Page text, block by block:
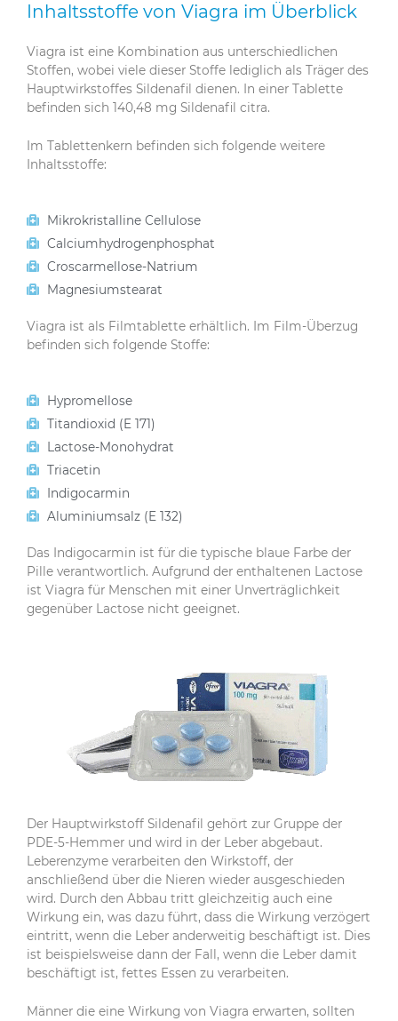
Inhaltsstoffe von Viagra im Überblick
Viagra ist eine Kombination aus unterschiedlichen
Stoffen, wobei viele dieser Stoffe lediglich als Träger des
Hauptwirkstoffes Sildenafil dienen. In einer Tablette
befinden sich 140,48 mg Sildenafil citra.
Im Tablettenkern befinden sich folgende weitere
Inhaltsstoffe:
Mikrokristalline Cellulose
Calciumhydrogenphosphat
Croscarmellose-Natrium
Magnesiumstearat
Viagra ist als Filmtablette erhältlich. Im Film-Überzug
befinden sich folgende Stoffe:
Hypromellose
Titandioxid (E 171)
Lactose-Monohydrat
Triacetin
Indigocarmin
Aluminiumsalz (E 132)
Das Indigocarmin ist für die typische blaue Farbe der
Pille verantwortlich. Aufgrund der enthaltenen Lactose
ist Viagra für Menschen mit einer Unverträglichkeit
gegenüber Lactose nicht geeignet.
Der Hauptwirkstoff Sildenafil gehört zur Gruppe der
PDE-5-Hemmer und wird in der Leber abgebaut.
Leberenzyme verarbeiten den Wirkstoff, der
anschließend über die Nieren wieder ausgeschieden
wird. Durch den Abbau tritt gleichzeitig auch eine
Wirkung ein, was dazu führt, dass die Wirkung verzögert
eintritt, wenn die Leber anderweitig beschäftigt ist. Dies
ist beispielsweise dann der Fall, wenn die Leber damit
beschäftigt ist, fettes Essen zu verarbeiten.
Männer die eine Wirkung von Viagra erwarten, sollten